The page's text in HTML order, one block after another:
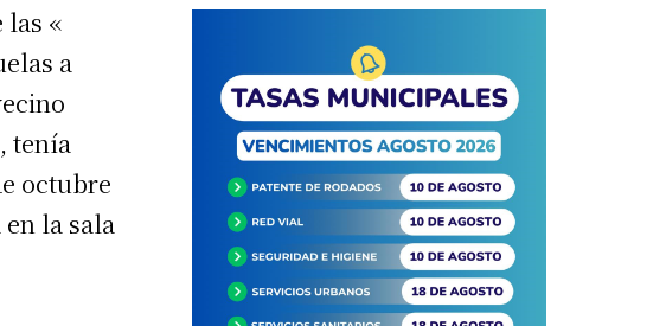
las «
a
tenía
octubre
la sala